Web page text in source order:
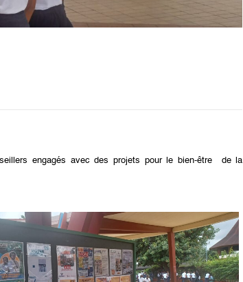
engagés avec des projets pour le bien-être de la